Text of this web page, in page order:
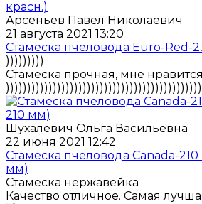
Арсеньев Павел Николаевич
21 августа 2021 13:20
Стамеска пчеловода Euro-Red-
)))))))))
Стамеска прочная, мне
Шухалевич Ольга Васильевна
22 июня 2021 12:42
Стамеска пчеловода Canada-
мм)
Стамеска нержавейка
Качество отличное. Самая